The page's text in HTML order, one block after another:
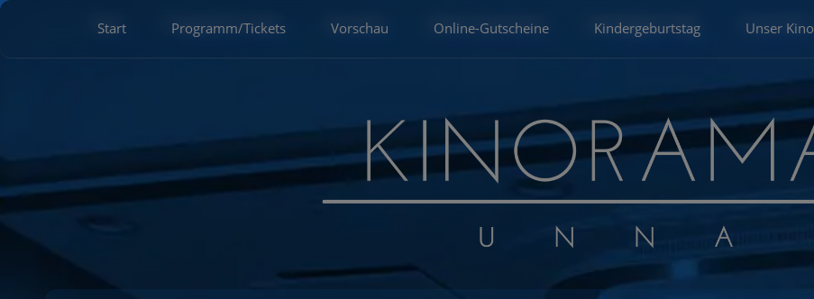
Start Programm/Tickets Vorschau Online-Gutscheine Kindergeburtstag Unser Kino